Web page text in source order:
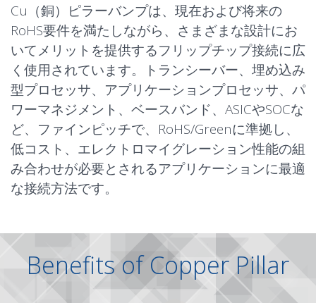
Cu（銅）ピラーバンプは、現在および将来の
RoHS要件を満たしながら、さまざまな設計にお
いてメリットを提供するフリップチップ接続に広
く使用されています。トランシーバー、埋め込み
型プロセッサ、アプリケーションプロセッサ、パ
ワーマネジメント、ベースバンド、ASICやSOCな
ど、ファインピッチで、RoHS/Greenに準拠し、
低コスト、エレクトロマイグレーション性能の組
み合わせが必要とされるアプリケーションに最適
な接続方法です。
Benefits of Copper Pillar